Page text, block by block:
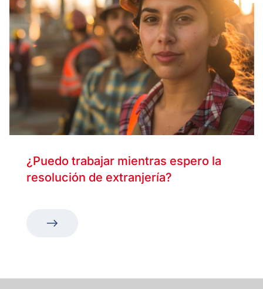
¿Puedo trabajar mientras espero la
resolución de extranjería?